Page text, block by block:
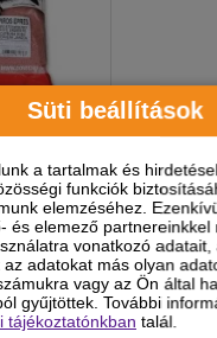
Süti beállítások
a tartalmak és
funkciók
elemzéséhez.
és elemező partnereinkkel
vonatkozó adatait,
az adatokat más olyan
vagy az Ön által
gyűjtöttek. További
tájékoztatónkban talál.
Epres
-5%